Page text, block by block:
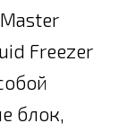
Freezer
блок,